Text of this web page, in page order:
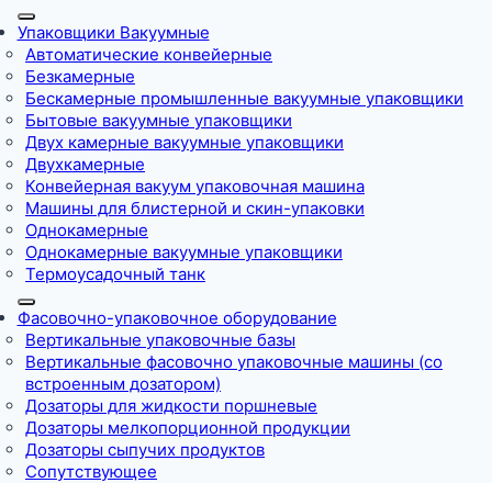
Упаковщики Вакуумные
Автоматические конвейерные
Безкамерные
Бескамерные промышленные вакуумные упаковщики
Бытовые вакуумные упаковщики
Двух камерные вакуумные упаковщики
Двухкамерные
Конвейерная вакуум упаковочная машина
Машины для блистерной и скин-упаковки
Однокамерные
Однокамерные вакуумные упаковщики
Термоусадочный танк
Фасовочно-упаковочное оборудование
Вертикальные упаковочные базы
Вертикальные фасовочно упаковочные машины (со
встроенным дозатором)
Дозаторы для жидкости поршневые
Дозаторы мелкопорционной продукции
Дозаторы сыпучих продуктов
Сопутствующее